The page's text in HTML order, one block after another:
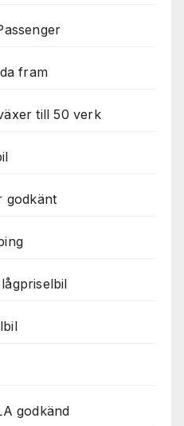
fram
till 50 verk
godkänt
godkänd